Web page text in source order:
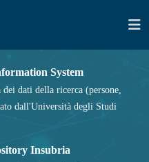
System
dati della ricerca (persone,
dall'Università degli Studi
Insubria